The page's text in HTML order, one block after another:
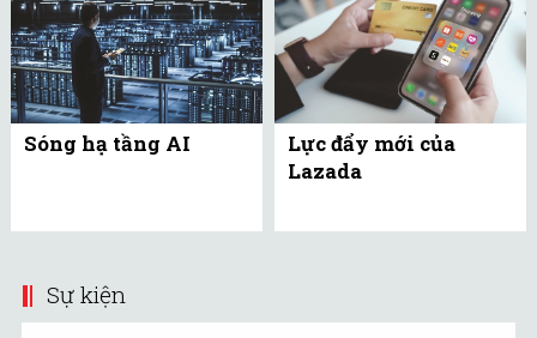
Sóng hạ tầng AI
Lực đẩy mới của
Lazada
Sự kiện